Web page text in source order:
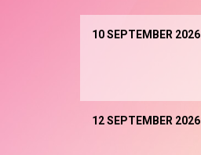
10 SEPTEMBER 2026
12 SEPTEMBER 2026